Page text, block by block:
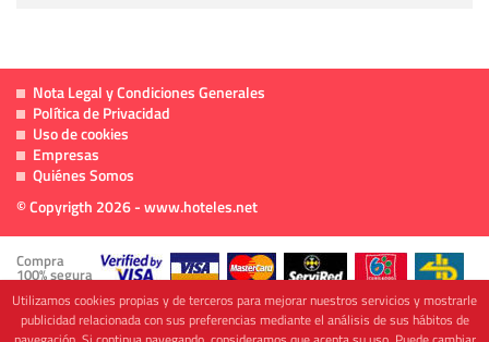
política de privacidad
Nota Legal y Condiciones Generales
Política de Privacidad
Uso de cookies
Empresas
Quiénes Somos
© Copyrigth 2026 - www.hoteles.net
Compra
100% segura
Utilizamos cookies propias y de terceros para mejorar nuestros servicios y mostrarle
publicidad relacionada con sus preferencias mediante el análisis de sus hábitos de